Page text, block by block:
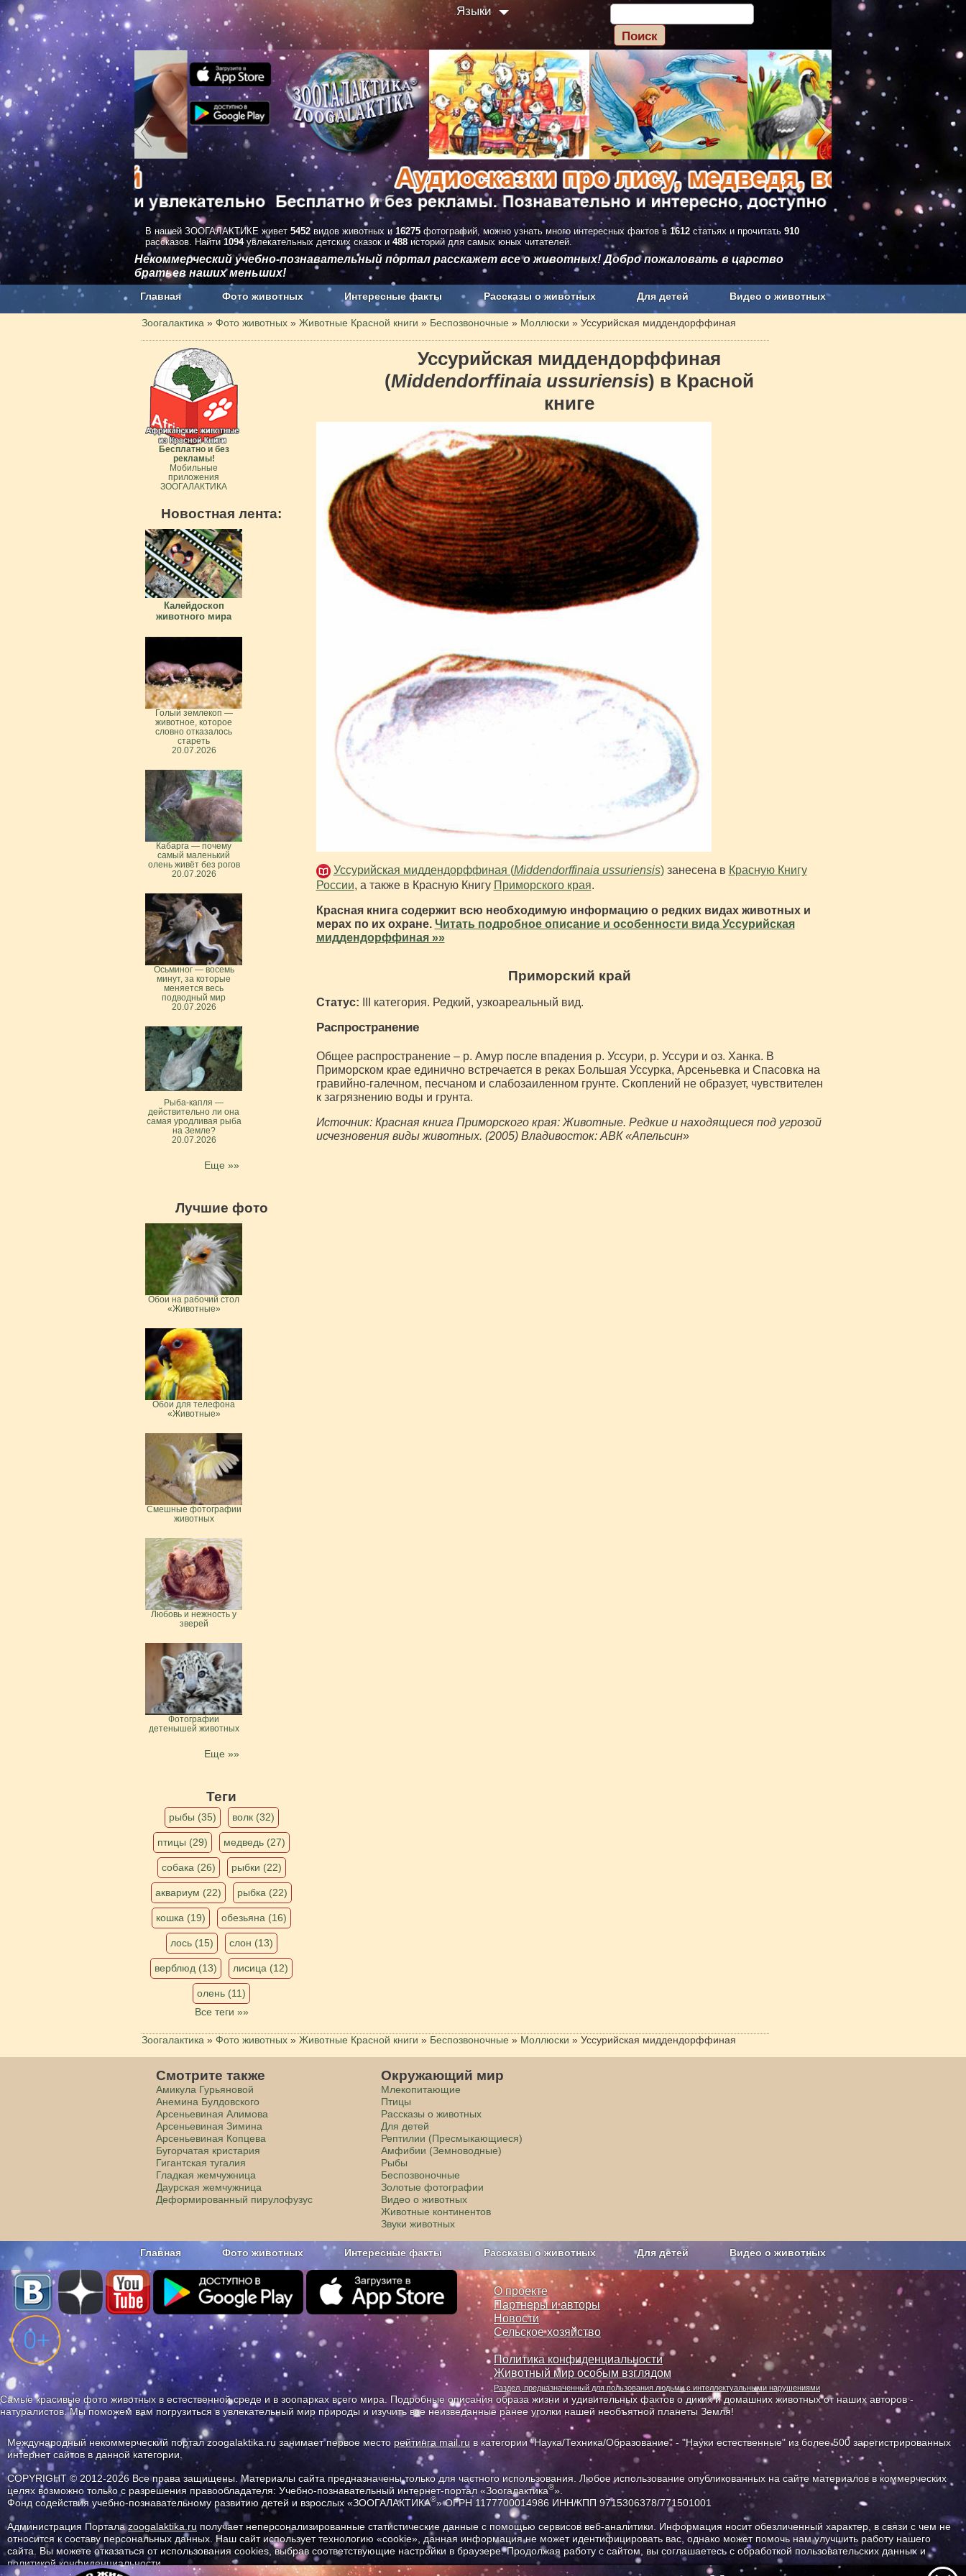
Языки
В нашей ЗООГАЛАКТИКЕ живет 5452 видов животных и 16275 фотографий, можно узнать много интересных фактов в 1612 статьях и прочитать 910
рассказов. Найти 1094увлекательных детских сказок и 488 историй для самых юных читателей.
Некоммерческий учебно-познавательный портал расскажет все о животных! Добро пожаловать в царство
братьев наших меньших!
Главная Фото животных Интересные факты Рассказы о животных Для детей Видео о животных
Наши приложения. Бесплатно и без рекламы О проекте Сельское хозяйство
Зоогалактика » Фото животных » Животные Красной книги » Беспозвоночные » Моллюски » Уссурийская миддендорффиная
Уссурийская миддендорффиная
(Middendorffinaia ussuriensis) в Красной
книге
Уссурийская миддендорффиная (Middendorffinaia ussuriensis)занесена в Красную Книгу
России, а также в Красную Книгу Приморского края.
Красная книга содержит всю необходимую информацию о редких видах животных и
мерах по их охране. Читать подробное описание и особенности вида Уссурийская
миддендорффиная »»
Приморский край
Статус: III категория. Редкий, узкоареальный вид.
Распространение
Общее распространение – р. Амур после впадения р. Уссури, р. Уссури и оз. Ханка. В
Приморском крае единично встречается в реках Большая Уссурка, Арсеньевка и Спасовка на
гравийно-галечном, песчаном и слабозаиленном грунте. Скоплений не образует, чувствителен
к загрязнению воды и грунта.
Источник: Красная книга Приморского края: Животные. Редкие и находящиеся под угрозой
исчезновения виды животных. (2005) Владивосток: АВК «Апельсин»
Бесплатно и без
рекламы!
Мобильные
приложения
ЗООГАЛАКТИКА
Новостная лента:
Калейдоскоп
животного мира
Голый землекоп —
животное, которое
словно отказалось
стареть
20.07.2026
Кабарга — почему
самый маленький
олень живёт без рогов
20.07.2026
Осьминог — восемь
минут, за которые
меняется весь
подводный мир
20.07.2026
Рыба-капля —
действительно ли она
самая уродливая рыба
на Земле?
20.07.2026
Еще »»
Лучшие фото
Обои на рабочий стол
«Животные»
Обои для телефона
«Животные»
Смешные фотографии
животных
Любовь и нежность у
зверей
Фотографии
детенышей животных
Еще »»
Теги
рыбы (35) волк (32)
птицы (29) медведь (27)
собака (26) рыбки (22)
аквариум (22) рыбка (22)
кошка (19) обезьяна (16)
лось (15) слон (13)
верблюд (13) лисица (12)
олень (11)
Все теги »»
Зоогалактика » Фото животных » Животные Красной книги » Беспозвоночные » Моллюски » Уссурийская миддендорффиная
Смотрите также
Амикула Гурьяновой
Анемина Булдовского
Арсеньевиная Алимова
Арсеньевиная Зимина
Арсеньевиная Копцева
Бугорчатая кристария
Гигантская тугалия
Гладкая жемчужница
Даурская жемчужница
Деформированный пирулофузус
Окружающий мир
Млекопитающие
Птицы
Рассказы о животных
Для детей
Рептилии (Пресмыкающиеся)
Амфибии (Земноводные)
Рыбы
Беспозвоночные
Золотые фотографии
Видео о животных
Животные континентов
Звуки животных
Главная Фото животных Интересные факты Рассказы о животных Для детей Видео о животных
Наши приложения. Бесплатно и без рекламы О проекте Сельское хозяйство
О проекте
Партнеры и авторы
Новости
Сельское хозяйство
Политика конфиденциальности
Животный мир особым взглядом
Раздел, предназначенный для пользования людьми с интеллектуальными нарушениями
Самые красивые фото животных в естественной среде и в зоопарках всего мира. Подробные описания образа жизни и удивительных фактов о диких и домашних животных от наших авторов -
натуралистов. Мы поможем вам погрузиться в увлекательный мир природы и изучить все неизведанные ранее уголки нашей необъятной планеты Земля!
Международный некоммерческий портал zoogalaktika.ru занимает первое место рейтинга mail.ru в категории "Наука/Техника/Образование" - "Науки естественные" из более 500 зарегистрированных
интернет сайтов в данной категории.
COPYRIGHT © 2012-2026 Все права защищены. Материалы сайта предназначены только для частного использования. Любое использование опубликованных на сайте материалов в коммерческих
целях возможно только с разрешения правообладателя: Учебно-познавательный интернет-портал «Зоогалактика®».
Фонд содействия учебно-познавательному развитию детей и взрослых «ЗООГАЛАКТИКА®» ОГРН 1177700014986 ИНН/КПП 9715306378/771501001
Администрация Порталаzoogalaktika.ru получает неперсонализированные статистические данные с помощью сервисов веб-аналитики. Информация носит обезличенный характер, в связи с чем не
относится к составу персональных данных. Наш сайт использует технологию «cookie», данная информация не может идентифицировать вас, однако может помочь нам улучшить работу нашего
сайта. Вы можете отказаться от использования cookies, выбрав соответствующие настройки в браузере. Продолжая работу с сайтом, вы соглашаетесь с обработкой пользовательских данных и
политикой конфиденциальности.